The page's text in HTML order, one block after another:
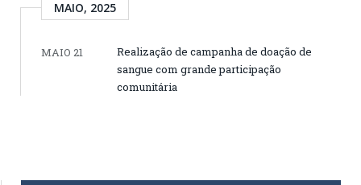
MAIO, 2025
MAIO 21
Realização de campanha de doação de
sangue com grande participação
comunitária